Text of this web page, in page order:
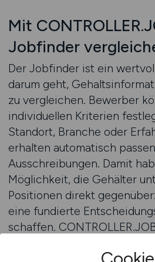
Mit
Jobfinder
Der Jobfinder ist ein
darum geht,
zu vergleichen. Bewerber
individuellen Kriterien
Standort, Branche oder
erhalten automatisch
Ausschreibungen. Damit
Möglichkeit, die Gehälter
Positionen direkt
eine fundierte
schaffen.
auch Transparenz schafft.